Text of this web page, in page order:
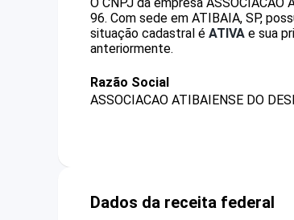
96. Com sede em ATIBAIA, SP,
situação cadastral é ATIVA e sua
anteriormente.
Razão Social
ASSOCIACAO ATIBAIENSE DO
Dados da receita federal